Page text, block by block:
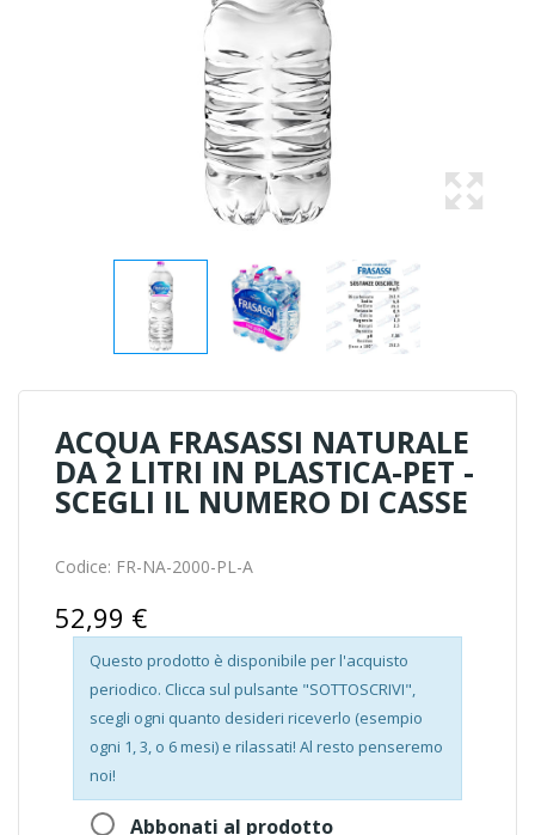
ACQUA FRASASSI NATURALE
DA 2 LITRI IN PLASTICA-PET -
SCEGLI IL NUMERO DI CASSE
Codice: FR-NA-2000-PL-A
52,99 €
Questo prodotto è disponibile per l'acquisto
periodico. Clicca sul pulsante "SOTTOSCRIVI",
scegli ogni quanto desideri riceverlo (esempio
ogni 1, 3, o 6 mesi) e rilassati! Al resto penseremo
noi!
Abbonati al prodotto